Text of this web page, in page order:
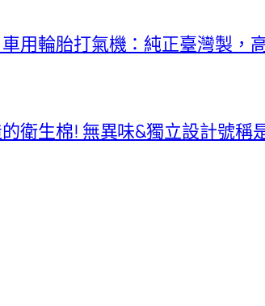
用輪胎打氣機：純正臺灣製，
衛生棉! 無異味&獨立設計號稱